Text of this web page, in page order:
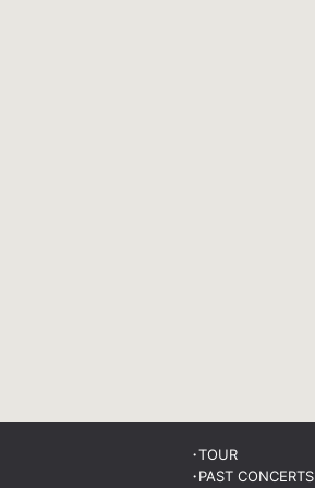
TOUR
PAST CONCERTS